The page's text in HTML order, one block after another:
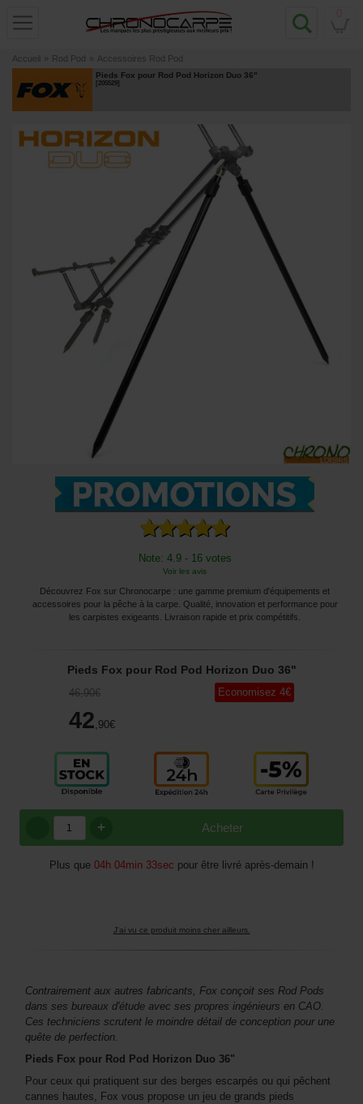
Accueil » Rod Pod » Accessoires Rod Pod
Pieds Fox pour Rod Pod Horizon Duo 36"
[205529]
Note: 4.9 - 16 votes
Voir les avis
Découvrez Fox sur Chronocarpe : une gamme premium d'équipements et
accessoires pour la pêche à la carpe. Qualité, innovation et performance pour
les carpistes exigeants. Livraison rapide et prix compétitifs.
Pieds Fox pour Rod Pod Horizon Duo 36"
46,90€
42 ,90€
Economisez 4€
Acheter
+
Plus que 04h 04min 33sec pour être livré après-demain !
J'ai vu ce produit moins cher ailleurs.
Contrairement aux autres fabricants, Fox conçoit ses Rod Pods
dans ses bureaux d'étude avec ses propres ingénieurs en CAO.
Ces techniciens scrutent le moindre détail de conception pour une
quête de perfection.
Pieds Fox pour Rod Pod Horizon Duo 36"
Pour ceux qui pratiquent sur des berges escarpés ou qui pêchent
cannes hautes, Fox vous propose un jeu de grands pieds